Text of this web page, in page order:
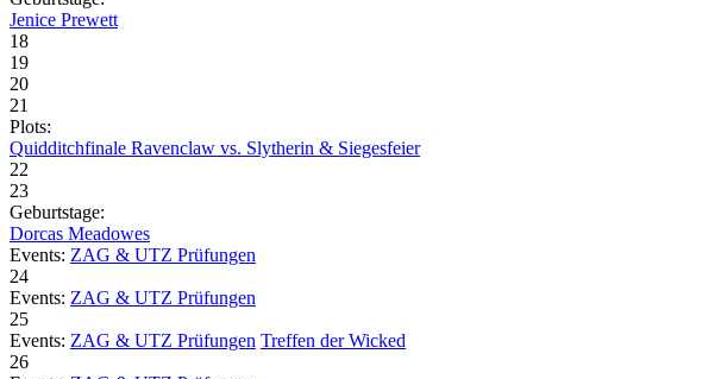
Jenice Prewett
18
19
20
21
Plots:
Quidditchfinale Ravenclaw vs. Slytherin & Siegesfeier
22
23
Geburtstage:
Dorcas Meadowes
Events: ZAG & UTZ Prüfungen
24
Events: ZAG & UTZ Prüfungen
25
Events: ZAG & UTZ Prüfungen Treffen der Wicked
26